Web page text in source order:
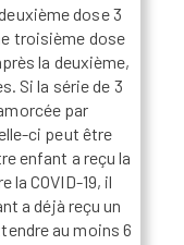
dose 3
troisième dose
la deuxième,
Si la série de 3
par
ci peut être
enfant a reçu la
COVID-19, il
a déjà reçu un
au moins 6